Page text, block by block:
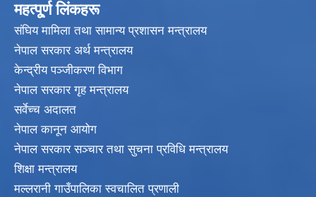
महत्पू्र्ण लिंकहरू
संघिय मामिला तथा सामान्य प्रशासन मन्त्रालय
नेपाल सरकार अर्थ मन्त्रालय
केन्द्रीय पञ्जीकरण विभाग
नेपाल सरकार गृह मन्त्रालय
सर्वेच्च अदालत
नेपाल कानून आयोग
नेपाल सरकार सञ्चार तथा सुचना प्रविधि मन्त्रालय
शिक्षा मन्त्रालय
मल्लरानी गाउँपालिका स्वचालित प्रणाली